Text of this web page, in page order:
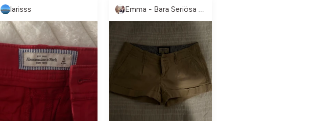
larisss Emma - Bara Seriösa Köpare, tack!